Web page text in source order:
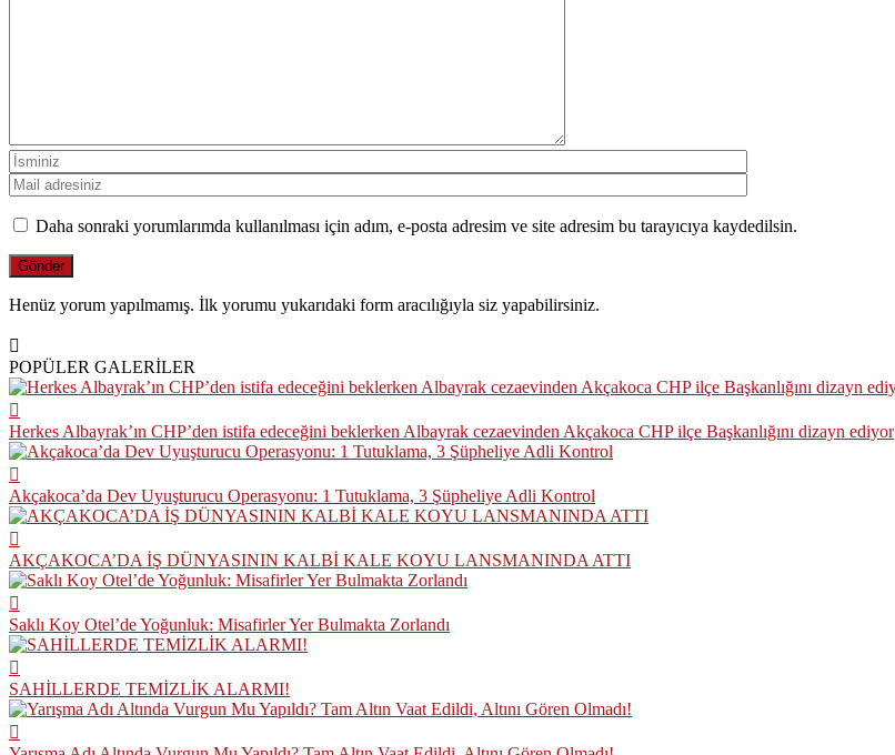
Daha sonraki yorumlarımda kullanılması için adım, e-posta adresim ve site adresim bu tarayıcıya kaydedilsin.
Henüz yorum yapılmamış. İlk yorumu yukarıdaki form aracılığıyla siz yapabilirsiniz.
POPÜLER GALERİLER
Herkes Albayrak’ın CHP’den istifa edeceğini beklerken Albayrak cezaevinden Akçakoca CHP ilçe Başkanlığını dizayn ediyor
Akçakoca’da Dev Uyuşturucu Operasyonu: 1 Tutuklama, 3 Şüpheliye Adli Kontrol
AKÇAKOCA’DA İŞ DÜNYASININ KALBİ KALE KOYU LANSMANINDA ATTI
Saklı Koy Otel’de Yoğunluk: Misafirler Yer Bulmakta Zorlandı
SAHİLLERDE TEMİZLİK ALARMI!